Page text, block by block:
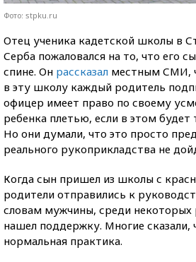
Фото: stpku.ru
Отец ученика кадетской школы в
Серба пожаловался на то, что его
спине. Он рассказал местным СМИ,
в эту школу каждый родитель
офицер имеет право по своему
ребенка плетью, если в этом будет
Но они думали, что это просто
реального рукоприкладства не
Когда сын пришел из школы с
родители отправились к
словам мужчины, среди некоторых
нашел поддержку. Многие сказали,
нормальная практика.